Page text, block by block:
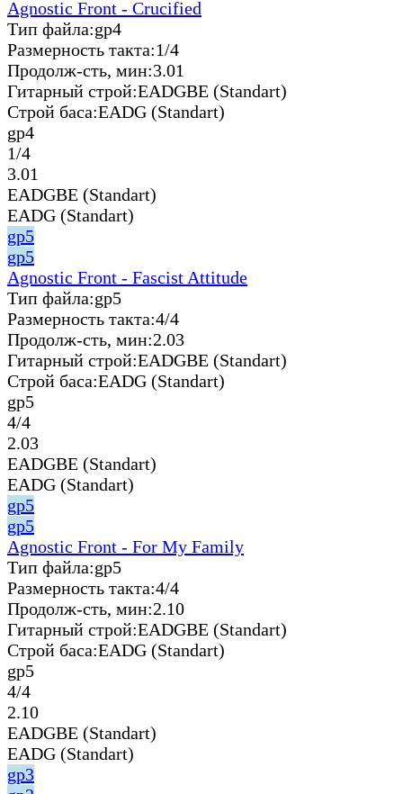
Agnostic Front - Crucified
Тип файла:gp4
Размерность такта:1/4
Продолж-сть, мин:3.01
Гитарный строй:EADGBE (Standart)
Строй баса:EADG (Standart)
gp4
1/4
3.01
EADGBE (Standart)
EADG (Standart)
gp5
gp5
Agnostic Front - Fascist Attitude
Тип файла:gp5
Размерность такта:4/4
Продолж-сть, мин:2.03
Гитарный строй:EADGBE (Standart)
Строй баса:EADG (Standart)
gp5
4/4
2.03
EADGBE (Standart)
EADG (Standart)
gp5
gp5
Agnostic Front - For My Family
Тип файла:gp5
Размерность такта:4/4
Продолж-сть, мин:2.10
Гитарный строй:EADGBE (Standart)
Строй баса:EADG (Standart)
gp5
4/4
2.10
EADGBE (Standart)
EADG (Standart)
gp3